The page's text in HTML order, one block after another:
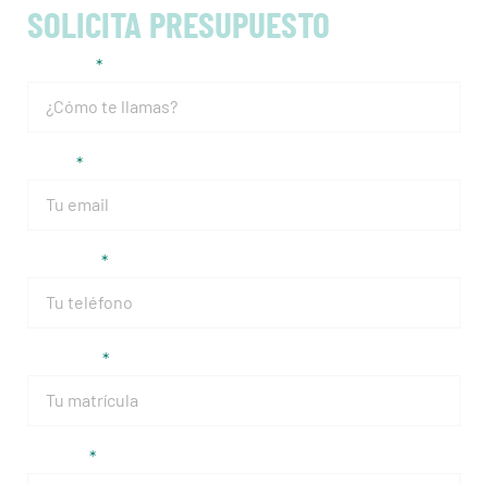
SOLICITA PRESUPUESTO